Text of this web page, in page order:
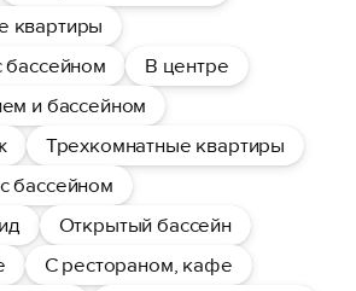
квартиры
В центре
и бассейном
Трехкомнатные квартиры
бассейном
Открытый бассейн
С рестораном, кафе